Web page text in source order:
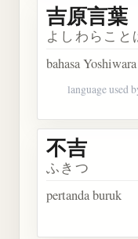
吉原言葉
よしわらこと
bahasa Yoshiwara
language used
不吉
ふきつ
pertanda buruk